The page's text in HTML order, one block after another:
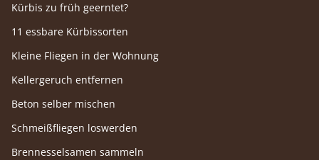
Kürbis zu früh geerntet?
11 essbare Kürbissorten
Kleine Fliegen in der Wohnung
Kellergeruch entfernen
Beton selber mischen
Schmeißfliegen loswerden
Brennesselsamen sammeln